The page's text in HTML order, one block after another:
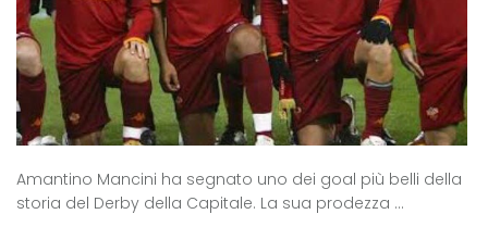
Amantino Mancini ha segnato uno dei goal più belli della
storia del Derby della Capitale. La sua prodezza ...